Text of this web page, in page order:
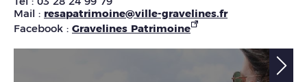
Mail : resapatrimoine@ville-gravelines.fr
Facebook : Gravelines Patrimoine